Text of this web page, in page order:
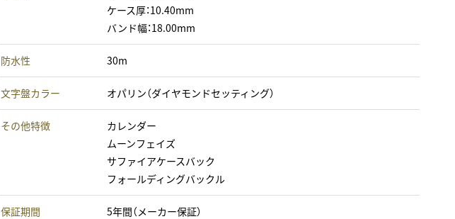
ケース厚：10.40mm
バンド幅：18.00mm
防水性 30m
文字盤カラー オパリン（ダイヤモンドセッティング）
その他特徴
カレンダー
ムーンフェイズ
サファイアケースバック
フォールディングバックル
保証期間 5年間（メーカー保証）